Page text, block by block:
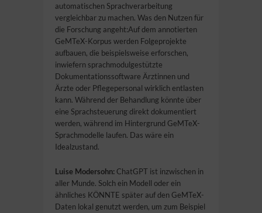
automatischen Sprachverarbeitung
vergleichbar zu machen. Was den Nutzen für
die Forschung angeht:Auf dem annotierten
GeMTeX-Korpus werden Folgeprojekte
aufbauen, die beispielsweise erforschen,
inwiefern sprachmodulgestützte
Dokumentationssoftware Ärztinnen und
Ärzte oder Pflegepersonal wirklich entlasten
kann. Während der Behandlung könnte über
eine Sprachsteuerung direkt dokumentiert
werden, während im Hintergrund GeMTeX-
Sprachmodelle laufen. Das wäre ein
Idealzustand.
Luise Modersohn: ChatGPT ist inzwischen in
aller Munde. Solch ein Modell oder ein
ähnliches KÖNNTE später auf den GeMTeX-
Daten lokal genutzt werden, um zum Beispiel